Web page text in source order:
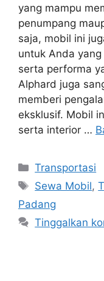
yang mampu
penumpang
saja, mobil ini
untuk Anda
serta performa
Alphard juga
memberi
eksklusif. Mobil
serta interior …
Transportasi
Sewa Mobil,
Padang
Tinggalkan